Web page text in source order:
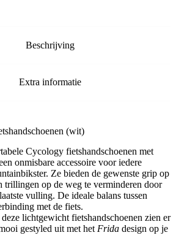
Beschrijving
Extra informatie
(wit)
Cycology fietshandschoenen met
onmisbare accessoire voor iedere
Ze bieden de gewenste grip op
trillingen op de weg te verminderen door
vulling. De ideale balans tussen
met de fiets.
lichtgewicht fietshandschoenen zien er
gestyled uit met het Fridadesign op je